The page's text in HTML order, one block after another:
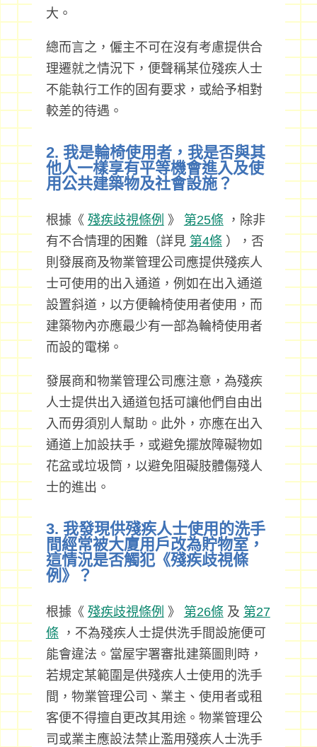
大。
總而言之，僱主不可在沒有考慮提供合
理遷就之情況下，便聲稱某位殘疾人士
不能執行工作的固有要求，或給予相對
較差的待遇。
2. 我是輪椅使用者，我是否與其
他人一樣享有平等機會進入及使
用公共建築物及社會設施？
根據《 殘疾歧視條例 》 第25條 ，除非
有不合情理的困難（詳見 第4條 ），否
則發展商及物業管理公司應提供殘疾人
士可使用的出入通道，例如在出入通道
設置斜道，以方便輪椅使用者使用，而
建築物內亦應最少有一部為輪椅使用者
而設的電梯。
發展商和物業管理公司應注意，為殘疾
人士提供出入通道包括可讓他們自由出
入而毋須別人幫助。此外，亦應在出入
通道上加設扶手，或避免擺放障礙物如
花盆或垃圾筒，以避免阻礙肢體傷殘人
士的進出。
3. 我發現供殘疾人士使用的洗手
間經常被大廈用戶改為貯物室，
這情況是否觸犯《殘疾歧視條
例》？
根據《 殘疾歧視條例 》 第26條 及 第27
條 ，不為殘疾人士提供洗手間設施便可
能會違法。當屋宇署審批建築圖則時，
若規定某範圍是供殘疾人士使用的洗手
間，物業管理公司、業主、使用者或租
客便不得擅自更改其用途。物業管理公
司或業主應設法禁止濫用殘疾人士洗手